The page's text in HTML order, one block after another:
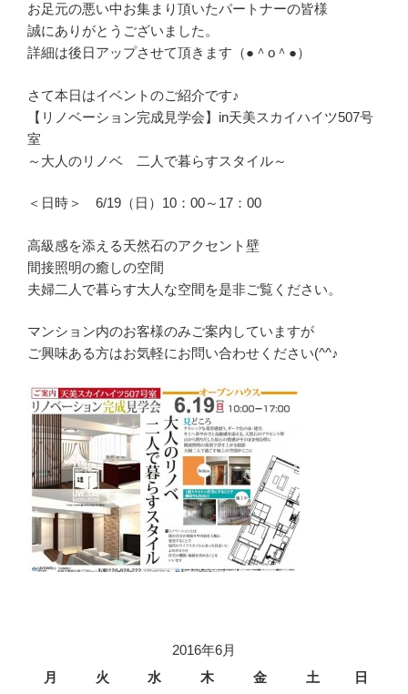
お足元の悪い中お集まり頂いたパートナーの皆様
誠にありがとうございました。
詳細は後日アップさせて頂きます（●＾o＾●）
さて本日はイベントのご紹介です♪
【リノベーション完成見学会】in天美スカイハイツ507号
室
～大人のリノベ 二人で暮らすスタイル～
＜日時＞ 6/19（日）10：00～17：00
高級感を添える天然石のアクセント壁
間接照明の癒しの空間
夫婦二人で暮らす大人な空間を是非ご覧ください。
マンション内のお客様のみご案内していますが
ご興味ある方はお気軽にお問い合わせください(^^♪
2016年6月
月
火 水 木 金 土 日